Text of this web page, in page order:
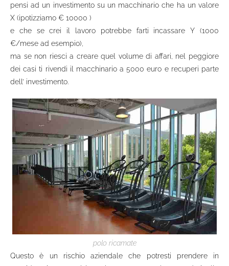
pensi ad un investimento su un macchinario che ha un valore
X (ipotizziamo € 10000 )
e che se crei il lavoro potrebbe farti incassare Y (1000
€/mese ad esempio),
ma se non riesci a creare quel volume di affari, nel peggiore
dei casi ti rivendi il macchinario a 5000 euro e recuperi parte
dell’ investimento.
polo ricamate
Questo è un rischio aziendale che potresti prendere in